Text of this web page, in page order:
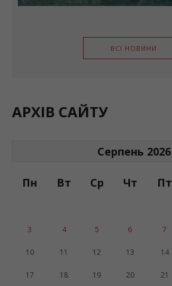
ВСІ НОВИНИ
АРХІВ САЙТУ
Серпень 2026
Пн Вт Ср Чт Пт
3 4 5 6 7
10 11 12 13 14
17 18 19 20 21